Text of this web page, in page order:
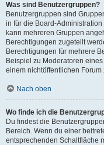
Was sind Benutzergruppen?
Benutzergruppen sind
in für die Board-
kann mehreren Gruppen
Berechtigungen zugeteilt
Berechtigungen für mehrere
Beispiel zu Moderatoren
einem nichtöffentlichen Forum
Nach oben
Wo finde ich die
Du findest die
Bereich. Wenn du einer
entsprechenden Schaltfläche